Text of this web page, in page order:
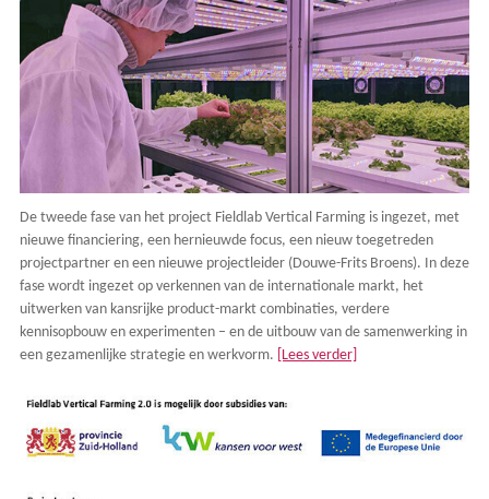
De tweede fase van het project Fieldlab Vertical Farming is ingezet, met
nieuwe financiering, een hernieuwde focus, een nieuw toegetreden
projectpartner en een nieuwe projectleider (Douwe-Frits Broens). In deze
fase wordt ingezet op verkennen van de internationale markt, het
uitwerken van kansrijke product-markt combinaties, verdere
kennisopbouw en experimenten – en de uitbouw van de samenwerking in
een gezamenlijke strategie en werkvorm. [Lees verder]